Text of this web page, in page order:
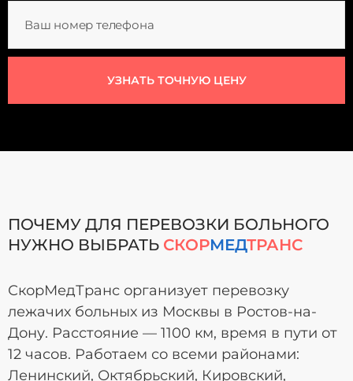
УЗНАТЬ ТОЧНУЮ ЦЕНУ
ПОЧЕМУ ДЛЯ ПЕРЕВОЗКИ БОЛЬНОГО
НУЖНО ВЫБРАТЬ СКОРМЕДТРАНС
СкорМедТранс организует перевозку
лежачих больных из Москвы в Ростов-на-
Дону. Расстояние — 1100 км, время в пути от
12 часов. Работаем со всеми районами:
Ленинский, Октябрьский, Кировский,